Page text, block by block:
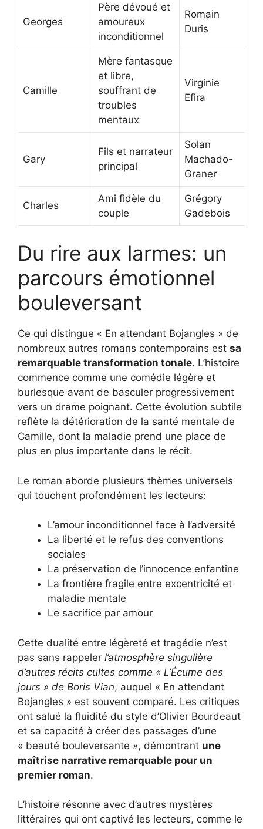
Georges
Père dévoué et
amoureux
inconditionnel
Romain
Duris
Camille
Mère fantasque
et libre,
souffrant de
troubles
mentaux
Virginie
Efira
Gary
Fils et narrateur
principal
Solan
Machado-
Graner
Charles
Ami fidèle du
couple
Grégory
Gadebois
Du rire aux larmes: un
parcours émotionnel
bouleversant
Ce qui distingue « En attendant Bojangles » de
nombreux autres romans contemporains est sa
remarquable transformation tonale. L’histoire
commence comme une comédie légère et
burlesque avant de basculer progressivement
vers un drame poignant. Cette évolution subtile
reflète la détérioration de la santé mentale de
Camille, dont la maladie prend une place de
plus en plus importante dans le récit.
Le roman aborde plusieurs thèmes universels
qui touchent profondément les lecteurs:
L’amour inconditionnel face à l’adversité
La liberté et le refus des conventions
sociales
La préservation de l’innocence enfantine
La frontière fragile entre excentricité et
maladie mentale
Le sacrifice par amour
Cette dualité entre légèreté et tragédie n’est
pas sans rappeler l’atmosphère singulière
d’autres récits cultes comme « L’Écume des
jours » de Boris Vian, auquel « En attendant
Bojangles » est souvent comparé. Les critiques
ont salué la fluidité du style d’Olivier Bourdeaut
et sa capacité à créer des passages d’une
« beauté bouleversante », démontrant une
maîtrise narrative remarquable pour un
premier roman.
L’histoire résonne avec d’autres mystères
littéraires qui ont captivé les lecteurs, comme le